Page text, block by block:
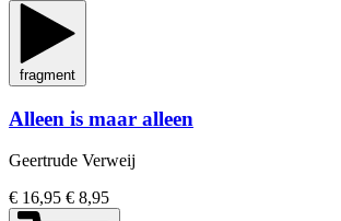
fragment
Alleen is maar alleen
Geertrude Verweij
€ 16,95 € 8,95